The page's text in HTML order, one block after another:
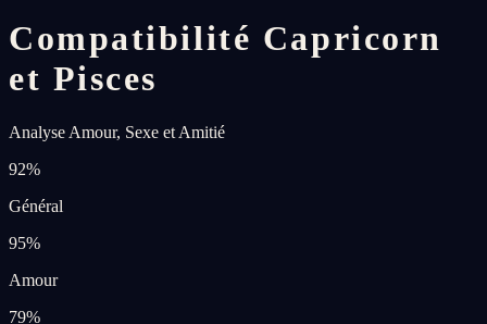
Compatibilité Capricorn
et Pisces
Analyse Amour, Sexe et Amitié
92%
Général
95%
Amour
79%